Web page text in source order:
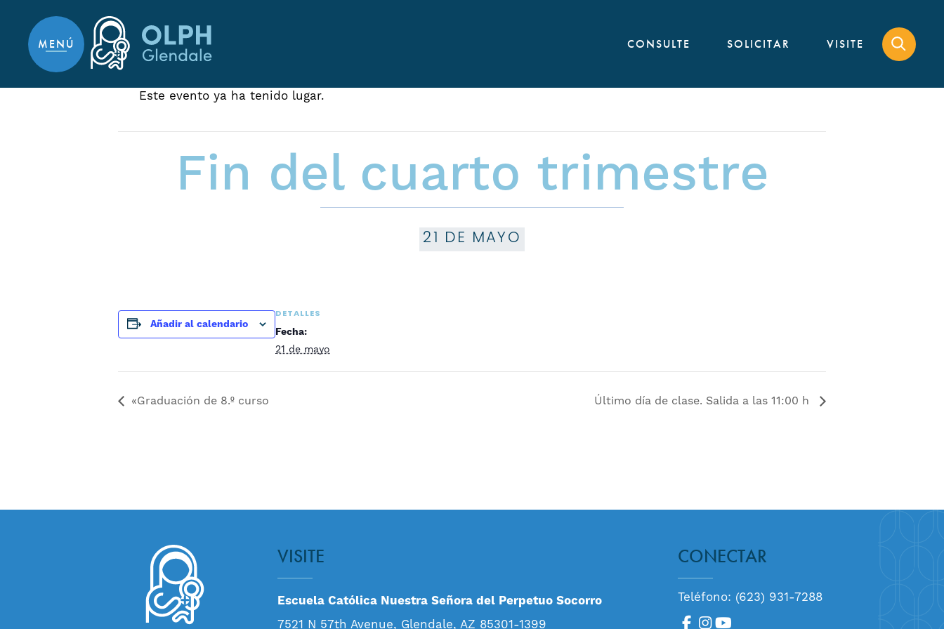
MENÚ CONSULTE SOLICITAR VISITE
Este evento ya ha tenido lugar.
Fin del cuarto trimestre
21 DE MAYO
Añadir al calendario
DETALLES
Fecha:
21 de mayo
«Graduación de 8.º curso Último día de clase. Salida a las 11:00 h
VISITE
Escuela Católica Nuestra Señora del Perpetuo Socorro
7521 N 57th Avenue, Glendale, AZ 85301-1399
CONECTAR
Teléfono: (623) 931-7288